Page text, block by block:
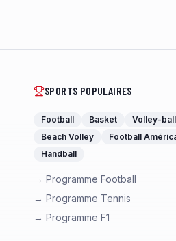
SPORTS POPULAIRES
Football Basket
Volley-ball
Beach Volley
Football
Handball
→ Programme Football
→ Programme Tennis
→ Programme F1